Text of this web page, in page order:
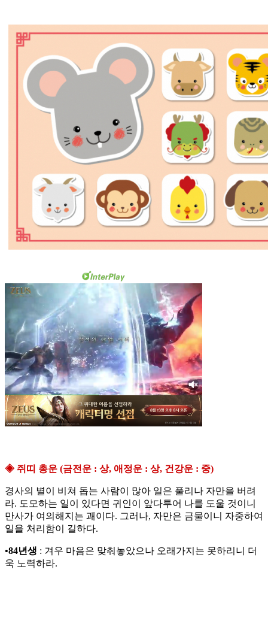
◈ 쥐띠 총운 (금전운 : 상, 애정운 : 상, 건강운 : 중)
경사의 별이 비쳐 돕는 사람이 많아 일은 풀리나 자만을 버려
라. 도모하는 일이 있다면 귀인이 앞다투어 나를 도울 것이니
만사가 여의해지는 괘이다. 그러나, 자만은 금물이니 자중하여
일을 처리함이 길하다.
•84년생 : 겨우 마음은 맞춰놓았으나 오래가지는 못하리니 더
욱 노력하라.